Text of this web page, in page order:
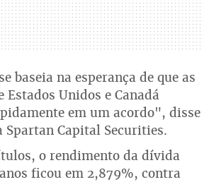
baseia na esperança de que as
Estados Unidos e Canadá
em um acordo", disse
Spartan Capital Securities.
o rendimento da dívida
ficou em 2,879%, contra